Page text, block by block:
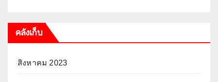
คลังเก็บ
สิงหาคม 2023